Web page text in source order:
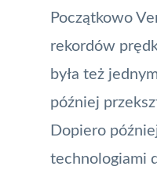
Początkowo
rekordów
była też
później
Dopiero
technologiami